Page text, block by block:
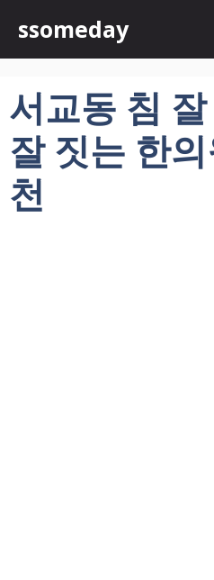
츠
너
뛰
ssomeday
서교동 침
잘 짓는 한
천